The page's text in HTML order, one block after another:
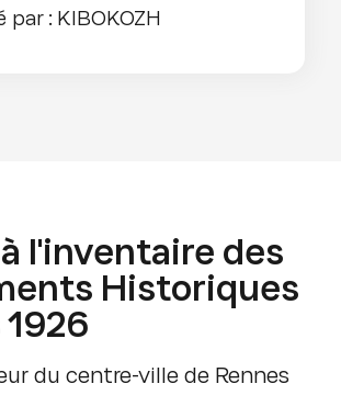
par : KIBOKOZH
l'inventaire des
Historiques
du centre-ville de Rennes